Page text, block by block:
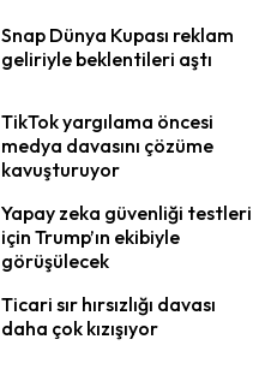
Snap Dünya Kupası reklam
geliriyle beklentileri aştı
TikTok yargılama öncesi
medya davasını çözüme
kavuşturuyor
Yapay zeka güvenliği testleri
için Trump’ın ekibiyle
görüşülecek
Ticari sır hırsızlığı davası
daha çok kızışıyor